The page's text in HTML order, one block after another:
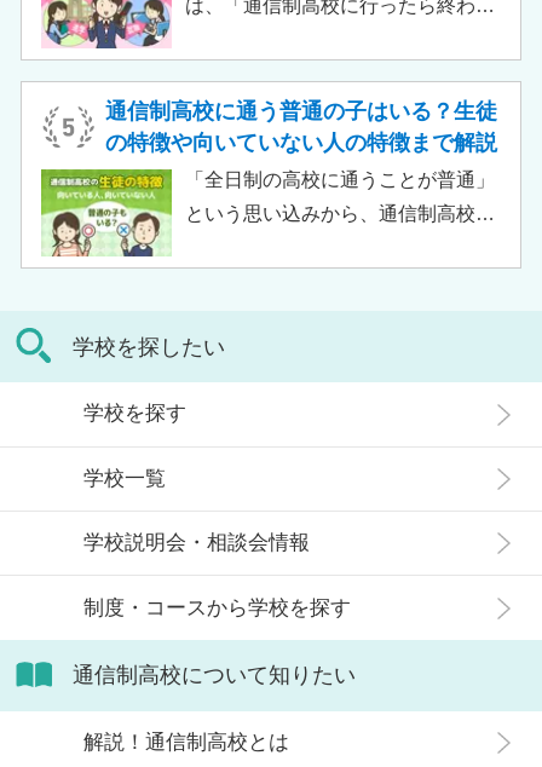
でしょう。 この記事では、サポート
校の特徴や通信制高校との違い、メ
リット・デメリットについて解説し
ます。
は、「通信制高校に行ったら終わ
がある人もいるのではないでしょう
か。 結論から言うと、通信制高校に
行ったからといって「人生終了」で
は決してありません。通信制高校で
の記事では、通信制高校に行くこと
が人生終わりではない理由や、通う
せた高校選びについて解説します。
通信制高校に通う普通の子はいる？生徒
の特徴や向いていない人の特徴まで解説
「全日制の高校に通うことが普通」
という思い込みから、通信制高校へ
生徒」などが通う学校という、先入
観がある人もいるかもしれません。
増加傾向にあり、さまざまな生徒が
在籍しています。 この記事では、通
信制高校にはどのような生徒が通っ
ているかや、通信制高校に向いてい
ます。
学校を探したい
学校を探す
学校一覧
学校説明会・相談会情報
制度・コースから学校を探す
通信制高校について知りたい
解説！通信制高校とは